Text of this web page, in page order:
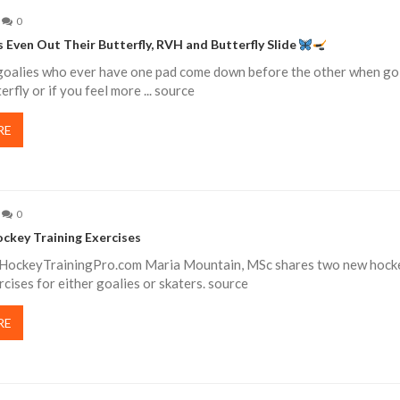
0
Even Out Their Butterfly, RVH and Butterfly Slide
who ever have one pad come down before the other when
or if you feel more ... source
0
Training Exercises
Maria Mountain, MSc shares two new
for either goalies or skaters. source